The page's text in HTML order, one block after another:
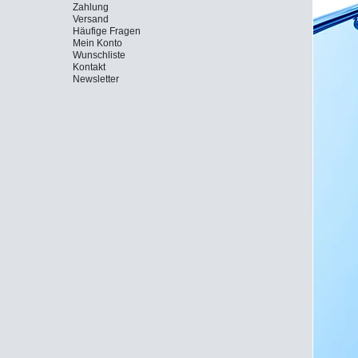
Zahlung
Versand
Häufige Fragen
Mein Konto
Wunschliste
Kontakt
Newsletter